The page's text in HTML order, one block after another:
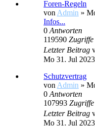
Foren-Regeln
von Admin »
Infos...
0 Antworten
119590 Zugriffe
Letzter Beitrag
Mo 31. Jul
Schutzvertrag
von Admin »
0 Antworten
107993 Zugriffe
Letzter Beitrag
Mo 31. Jul